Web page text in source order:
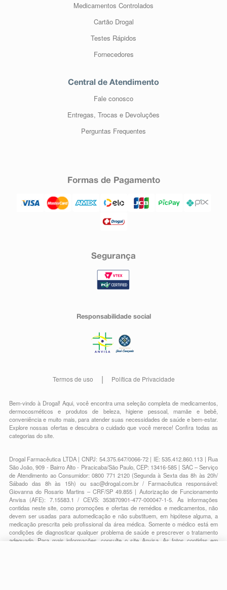
Medicamentos Controlados
Cartão Drogal
Testes Rápidos
Fornecedores
Central de Atendimento
Fale conosco
Entregas, Trocas e Devoluções
Perguntas Frequentes
Formas de Pagamento
Segurança
Responsabilidade social
Termos de uso Política de Privacidade
Bem-vindo à Drogal! Aqui, você encontra uma seleção completa demedicamentos
dermocosméticos e produtos de beleza,higiene pessoal,mamãe e bebê
conveniênciae muito mais, para atender suas necessidades de saúde e bem-estar.
Explore nossas ofertas e descubra o cuidado que você merece!Confira todas as
categorias do site.
Drogal Farmacêutica LTDA | CNPJ: 54.375.647/0066-72 | IE: 535.412.860.113 | Rua
São João, 909 - Bairro Alto - Piracicaba/São Paulo, CEP: 13416-585 | SAC – Serviço
de Atendimento ao Consumidor: 0800 771 2120 (Segunda à Sexta das 8h às 20h/
Sábado das 8h às 15h) ou sac@drogal.com.br/ Farmacêutica responsável:
Giovanna do Rosario Martins – CRF/SP 49.855 | Autorização de Funcionamento
Anvisa (AFE): 7.15583.1 / CEVS: 353870901-477-000047-1-5. As informações
contidas neste site, como promoções e ofertas de remédios e medicamentos, não
devem ser usadas para automedicação e não substituem, em hipótese alguma, a
medicação prescrita pelo profissional da área médica. Somente o médico está em
condições de diagnosticar qualquer problema de saúde e prescrever o tratamento
adequado. Para mais informações, consulte o site Anvisa. As fotos contidas em